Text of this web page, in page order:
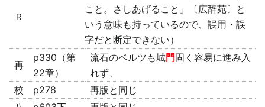
Ｒ
こと。さしあげること」〔広辞苑〕と
いう意味も持っているので、誤用・誤
字だと断定できない）
再
p330（第
22章）
流石のベルツも城門固く容易に進み入
れず、
校
p278
再版と同じ